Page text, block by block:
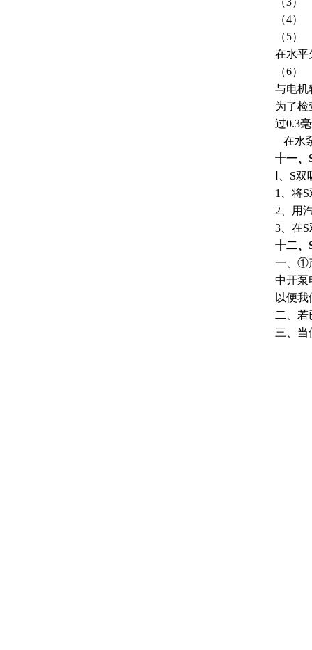
（4）
（5）
在水平
（6）
与电机
为了检
过0.3
在水
十一、
Ⅰ、S
1、将
2、用
3、在
十二、
一、①
中开泵
以便
二、
三、当